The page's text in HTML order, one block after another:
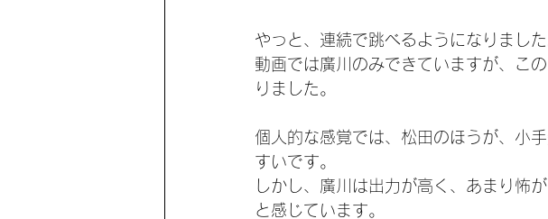
やっと、連続で跳べるようになりました
動画では廣川のみできていますが、こ
りました。
個人的な感覚では、松田のほうが、小
すいです。
しかし、廣川は出力が高く、あまり怖
と感じています。